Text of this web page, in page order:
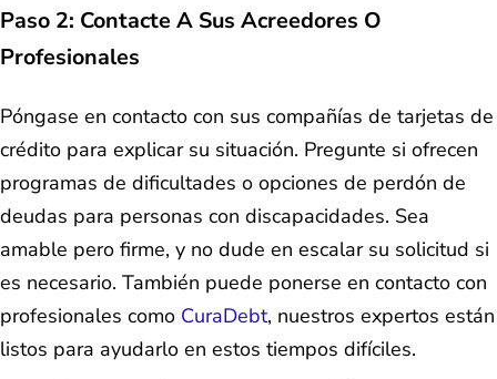
Paso 2: Contacte A Sus Acreedores O
Profesionales
Póngase en contacto con sus compañías de tarjetas de
crédito para explicar su situación. Pregunte si ofrecen
programas de dificultades o opciones de perdón de
deudas para personas con discapacidades. Sea
amable pero firme, y no dude en escalar su solicitud si
es necesario. También puede ponerse en contacto con
profesionales como CuraDebt, nuestros expertos están
listos para ayudarlo en estos tiempos difíciles.